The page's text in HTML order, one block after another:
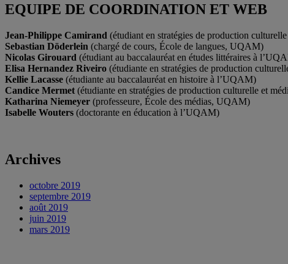
EQUIPE DE COORDINATION ET WEB
Jean-Philippe Camirand (étudiant en stratégies de production
Sebastian Döderlein (chargé de cours, École de langues, UQAM)
Nicolas Girouard (étudiant au baccalauréat en études littéraires à
Elisa Hernandez Riveiro (étudiante en stratégies de production
Kellie Lacasse (étudiante au baccalauréat en histoire à l’UQAM)
Candice Mermet (étudiante en stratégies de production culturelle et
Katharina Niemeyer (professeure, École des médias, UQAM)
Isabelle Wouters (doctorante en éducation à l’UQAM)
Archives
octobre 2019
septembre 2019
août 2019
juin 2019
mars 2019